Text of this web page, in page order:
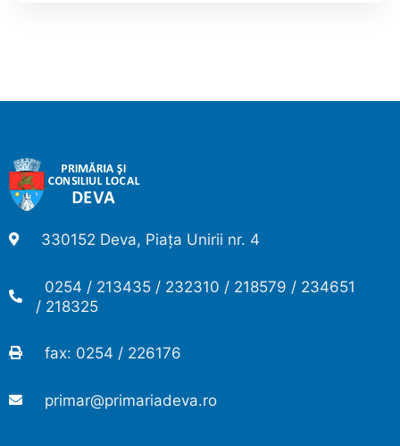
330152 Deva, Piața Unirii nr. 4
0254 / 213435 / 232310 / 218579 / 234651
/ 218325
fax: 0254 / 226176
primar@primariadeva.ro